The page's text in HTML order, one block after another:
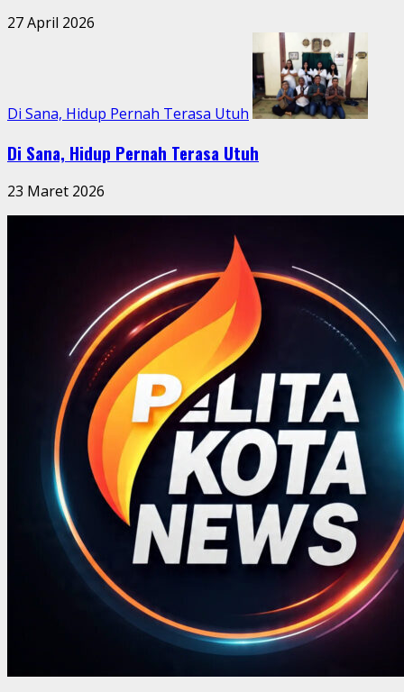
27 April 2026
Di Sana, Hidup Pernah Terasa Utuh
Di Sana, Hidup Pernah Terasa Utuh
23 Maret 2026